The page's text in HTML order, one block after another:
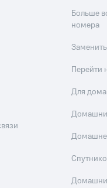
Больше
номера
Перейти
Для дома